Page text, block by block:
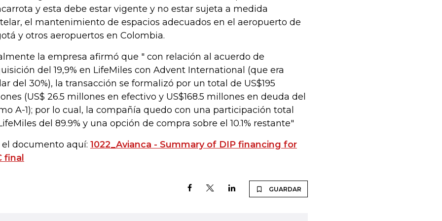
y esta debe estar vigente y no estar sujeta a medida
el mantenimiento de espacios adecuados en el aeropuerto de
y otros aeropuertos en Colombia.
la empresa afirmó que " con relación al acuerdo de
del 19,9% en LifeMiles con Advent International (que era
del 30%), la transacción se formalizó por un total de US$195
(US$ 26.5 millones en efectivo y US$168.5 millones en deuda del
A-1); por lo cual, la compañía quedo con una participación total
del 89.9% y una opción de compra sobre el 10.1% restante"
el documento aquí: 1022_Avianca - Summary of DIP financing for
final
GUARDAR